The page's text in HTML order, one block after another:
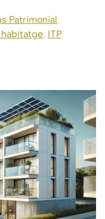
Patrimonial,
, ITP,